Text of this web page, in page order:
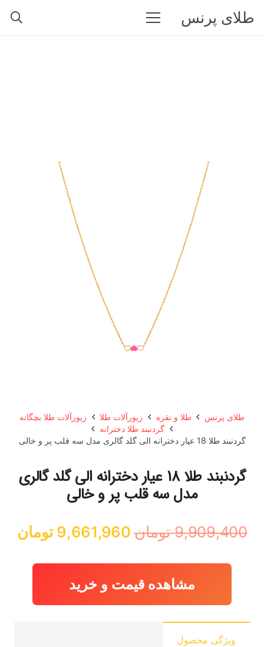
طلای پرنس
طلای پرنس طلا و نقره زیورآلات طلا
زیورآلات طلا بچگانه
گردنبند طلا دخترانه
گردنبند طلا 18 عیار دخترانه الی گلد گالری مدل سه قلب پر و خالی
گردنبند طلا 18 عیار دخترانه الی گلد گالری
مدل سه قلب پر و خالی
9,909,400 تومان قیمت
اصلی:
9,909,400 تومان
9,661,960 تومان
مشاهده قیمت و خرید
ویژگی محصول